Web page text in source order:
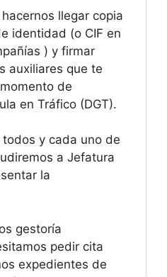
llegar copia
identidad (o CIF en
) y firmar
auxiliares que te
de
en Tráfico (DGT).
y cada uno de
a Jefatura
la
gestoría
pedir cita
expedientes de